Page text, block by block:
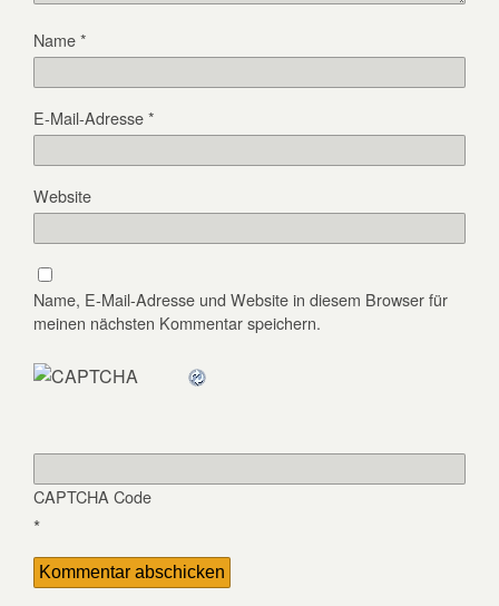
Name*
E-Mail-Adresse*
Website
Name, E-Mail-Adresse und Website in diesem Browser für
meinen nächsten Kommentar speichern.
CAPTCHA Code
*